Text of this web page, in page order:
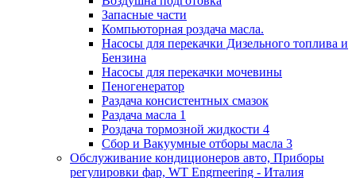
Запасные части
Компьюторная роздача масла.
Насосы для перекачки Дизельного топлива и
Бензина
Насосы для перекачки мочевины
Пеногенератор
Раздача консистентных смазок
Раздача масла 1
Роздача тормозной жидкости 4
Сбор и Вакуумные отборы масла 3
Обслуживание кондиционеров авто, Приборы
регулировки фар, WT Engrneering - Италия